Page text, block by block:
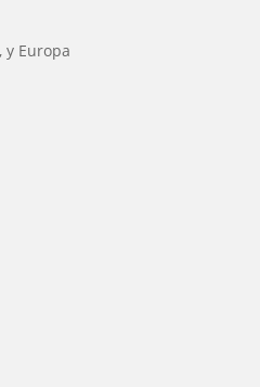
y Europa